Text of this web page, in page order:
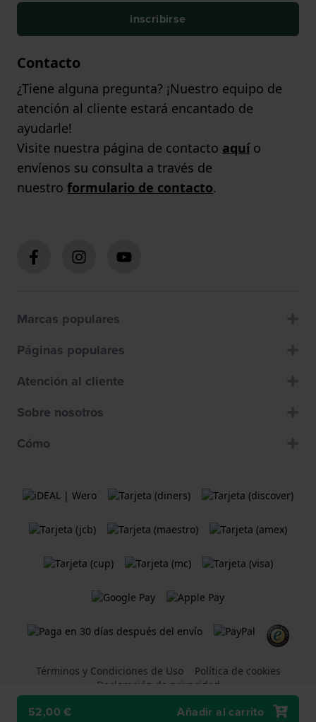
52,00 € Añadir al carrito
inscribirse
Contacto
¿Tiene alguna pregunta? ¡Nuestro equipo de
atención al cliente estará encantado de
ayudarle!
Visite nuestra página de contacto aquío
envíenos su consulta a través de
nuestro formulario de contacto.
Marcas populares
Páginas populares
Atención al cliente
Sobre nosotros
Cómo
Términos y Condiciones de Uso
Política de cookies
Declaración de privacidad
Una tienda web Holland Watch Group B.V.